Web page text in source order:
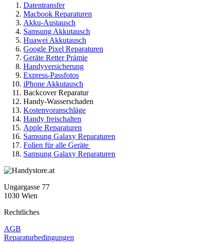
Datentransfer
Macbook Reparaturen
Akku-Austausch
Samsung Akkutausch
Huawei Akkutausch
Google Pixel Reparaturen
Geräte Retter Prämie
Handyversicherung
Express-Passfotos
iPhone Akkutausch
Backcover Reparatur
Handy-Wasserschaden
Kostenvoranschläge
Handy freischalten
Apple Reparaturen
Samsung Galaxy Reparaturen
Folien für alle Geräte
Samsung Galaxy Reparaturen
Ungargasse 77
1030 Wien
Rechtliches
AGB
Reparaturbedingungen